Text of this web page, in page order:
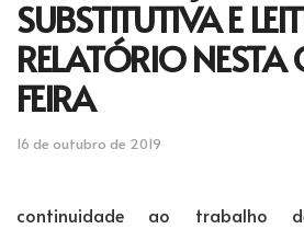
SUBSTITUTIVA E
RELATÓRIO
FEIRA
16 de outubro de 2019
continuidade ao trabalho